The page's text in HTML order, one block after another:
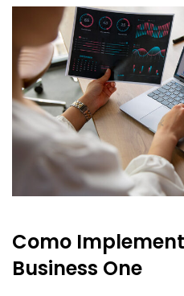
Como
Business One